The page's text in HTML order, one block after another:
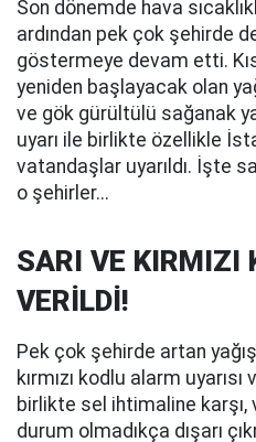
Son dönemde hava
ardından pek çok şehirde
göstermeye devam etti.
yeniden başlayacak olan
ve gök gürültülü sağanak
uyarı ile birlikte özellikle
vatandaşlar uyarıldı. İşte
o şehirler...
SARI VE KIRMIZI
VERİLDİ!
Pek çok şehirde artan
kırmızı kodlu alarm
birlikte sel ihtimaline karşı,
durum olmadıkça dışarı